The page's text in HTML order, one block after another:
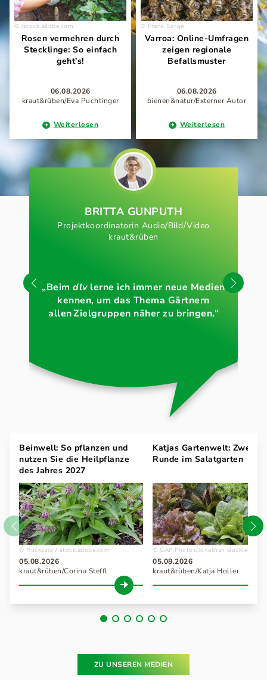
/stock.adobe.com
Rosen vermehren durch
Stecklinge: So einfach
geht’s!
06.08.2026
kraut&rüben/Eva Puchtinger
Weiterlesen
Frank Sorge
Varroa: Online-Umfragen
zeigen regionale
Befallsmuster
06.08.2026
bienen&natur/Externer Autor
Weiterlesen
BRITTA GUNPUTH
Projektkoordinatorin Audio/Bild/Video
kraut&rüben
„Beim dlvlerne ich immer neue Medien
kennen, um das Thema Gärtnern
allen Zielgruppen näher zu bringen.“
Beinwell: So pflanzen und
nutzen Sie die Heilpflanze
des Jahres 2027
Ruckszio / stock.adobe.com
05.08.2026
kraut&rüben/Corina Steffl
Katjas Gartenwelt: Zweite
Runde im Salatgarten
GAP Photos/Jonathan Buckley
05.08.2026
kraut&rüben/Katja Holler
ZU UNSEREN MEDIEN